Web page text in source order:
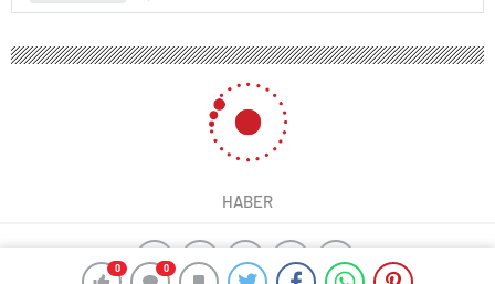
0 0
HABER